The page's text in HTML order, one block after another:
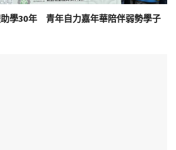
學30年 青年自力嘉年華陪伴弱勢學子